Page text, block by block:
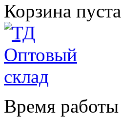
Корзина пуста
Время работы